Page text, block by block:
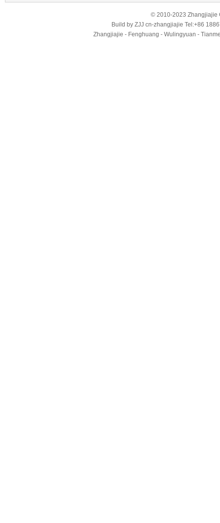
© 2010-2023 Zhangjiajie
Build by ZJJ cn-zhangjiajie Tel:+86
Zhangjiajie - Fenghuang - Wulingyuan -